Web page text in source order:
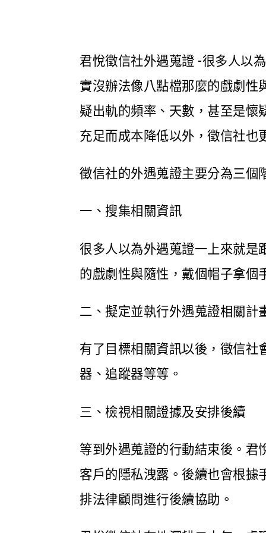
君悅徵信社外遇蒐證 -很多人以
實沒辦法像八點檔那麼的戲劇性
疑出軌的頻率、天數，甚至是懷
充足而成本降低以外，徵信社也
徵信社的外遇蒐證主要分為三個
一、搜集相關資訊
很多人以為外遇蒐證一上來就是
的戲劇性與隨性，戴個帽子拿個
二、擬定並執行外遇蒐證相關計
有了目標相關資訊以後，徵信社
器、追蹤器等等。
三、檢視相關證據及安排後續
等到外遇蒐證的行動結束後。君
客戶的隱私洩露。後續也會根據
排法律顧問進行後續協助。